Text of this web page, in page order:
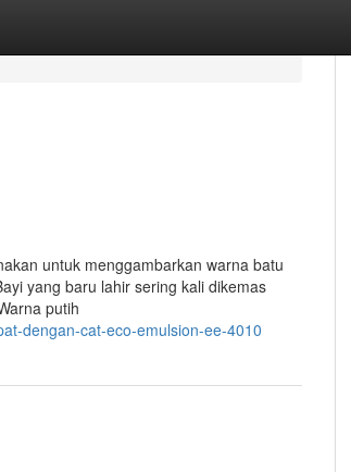
untuk menggambarkan warna batu
yang baru lahir sering kali dikemas
putih
dengan-cat-eco-emulsion-ee-4010